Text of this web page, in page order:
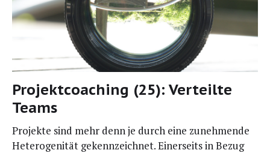
Projektcoaching (25): Verteilte
Teams
Pro­jek­te sind mehr denn je durch eine zuneh­men­de
Hete­ro­ge­ni­tät gekenn­zeich­net. Einer­seits in Bezug